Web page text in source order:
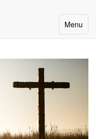
Toggle
Menu